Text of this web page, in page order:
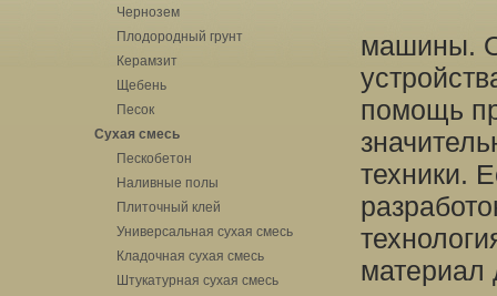
Чернозем
Плодородный грунт
Керамзит
Щебень
Песок
Сухая смесь
Пескобетон
Наливные полы
Плиточный клей
Универсальная сухая смесь
Кладочная сухая смесь
Штукатурная сухая смесь
машины.
помощь
техники.
материал